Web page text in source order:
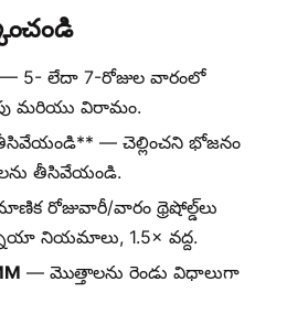
— 5- లేదా 7-రోజుల వారంలో
మరియు విరామం.
— చెల్లించని భోజనం
తీసివేయండి.
రోజువారీ/వారం థ్రెషోల్డ్‌లు
నియమాలు, 1.5× వద్ద.
— మొత్తాలను రెండు విధాలుగా